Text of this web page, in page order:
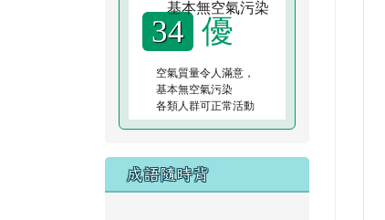
34 優
空氣質量令人滿意，
基本無空氣污染
各類人群可正常活動
成語隨時背